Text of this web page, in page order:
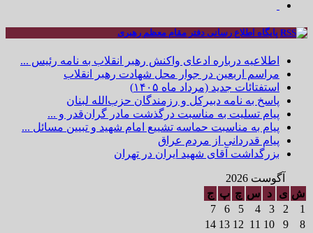
پایگاه اطلاع رسانی دفتر مقام معظم رهبری
اطلاعیه درباره ادعای واکنش رهبر انقلاب به نامه رئیس ...
مراسم اربعین در جوار محل شهادت رهبر انقلاب
استفتائات جدید (مرداد ماه ۱۴۰۵)
پاسخ به نامه دبیرکل و رزمندگان حزب‌الله لبنان
پیام تسلیت به مناسبت درگذشت مادر گران‌قدر و ...
پیام به مناسبت حماسه تشییع امام شهید و تبیین مسائل ...
پیام قدردانی از مردم عراق
بزرگداشت آقای شهید ایران در تهران
آگوست 2026
ش ی د س چ پ ج
1
2
3
4
5
6
7
8
9
10
11
12
13
14